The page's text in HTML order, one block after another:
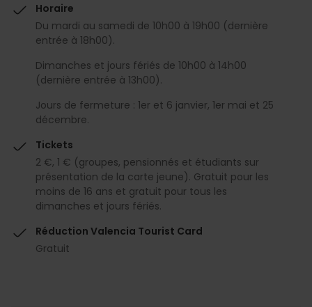
Horaire
Du mardi au samedi de 10h00 à 19h00 (dernière
entrée à 18h00).
Dimanches et jours fériés de 10h00 à 14h00
(dernière entrée à 13h00).
Jours de fermeture : 1er et 6 janvier, 1er mai et 25
décembre.
Tickets
2 €, 1 € (groupes, pensionnés et étudiants sur
présentation de la carte jeune). Gratuit pour les
moins de 16 ans et gratuit pour tous les
dimanches et jours fériés.
Réduction Valencia Tourist Card
Gratuit